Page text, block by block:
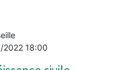
18:00